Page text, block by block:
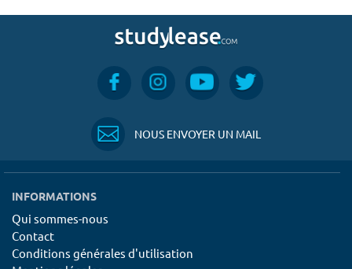
NOUS ENVOYER UN MAIL
INFORMATIONS
Qui sommes-nous
Contact
Conditions générales d'utilisation